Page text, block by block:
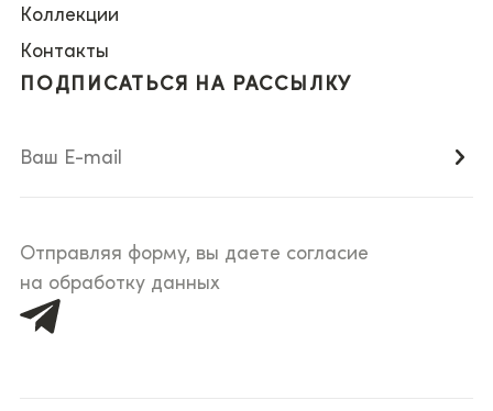
Коллекции
Контакты
ПОДПИСАТЬСЯ НА РАССЫЛКУ
Отправляя форму, вы даете согласие
на обработку данных